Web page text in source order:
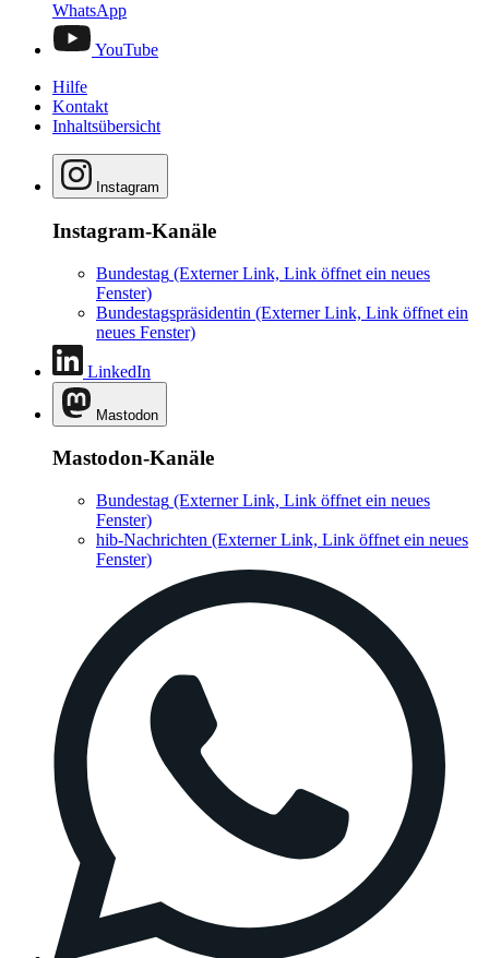
WhatsApp
YouTube
Hilfe
Kontakt
Inhaltsübersicht
Instagram
Instagram-Kanäle
Bundestag (Externer Link, Link öffnet ein neues
Fenster)
Bundestagspräsidentin (Externer Link, Link öffnet ein
neues Fenster)
LinkedIn
Mastodon
Mastodon-Kanäle
Bundestag (Externer Link, Link öffnet ein neues
Fenster)
hib-Nachrichten (Externer Link, Link öffnet ein neues
Fenster)